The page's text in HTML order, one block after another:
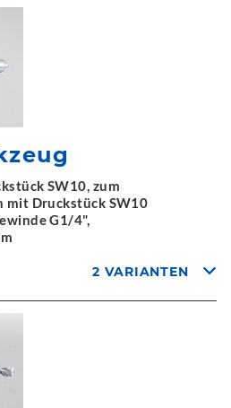
SW10, zum
mit Druckstück SW10
G1/4",
2 VARIANTEN